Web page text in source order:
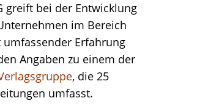
greift bei der Entwicklung
im Bereich
Erfahrung
Angaben zu einem der
, die 25
umfasst.